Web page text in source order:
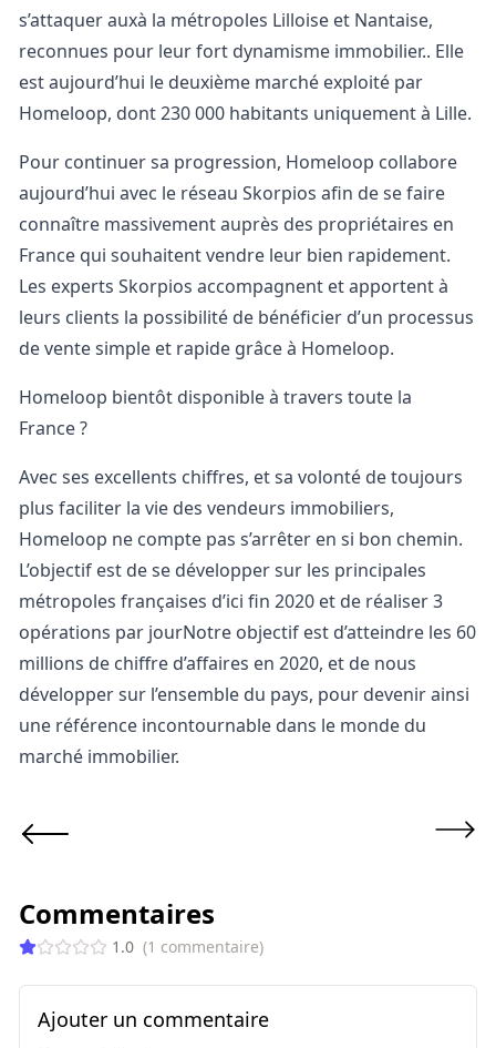
s’attaquer auxà la métropoles Lilloise et Nantaise,
reconnues pour leur fort dynamisme immobilier.. Elle
est aujourd’hui le deuxième marché exploité par
Homeloop, dont 230 000 habitants uniquement à Lille.
Pour continuer sa progression, Homeloop collabore
aujourd’hui avec le réseau Skorpios afin de se faire
connaître massivement auprès des propriétaires en
France qui souhaitent vendre leur bien rapidement.
Les experts Skorpios accompagnent et apportent à
leurs clients la possibilité de bénéficier d’un processus
de vente simple et rapide grâce à Homeloop.
Homeloop bientôt disponible à travers toute la
France ?
Avec ses excellents chiffres, et sa volonté de toujours
plus faciliter la vie des vendeurs immobiliers,
Homeloop ne compte pas s’arrêter en si bon chemin.
L’objectif est de se développer sur les principales
métropoles françaises d’ici fin 2020 et de réaliser 3
opérations par jourNotre objectif est d’atteindre les 60
millions de chiffre d’affaires en 2020, et de nous
développer sur l’ensemble du pays, pour devenir ainsi
une référence incontournable dans le monde du
marché immobilier.
Commentaires
1.0 (1 commentaire)
Ajouter un commentaire